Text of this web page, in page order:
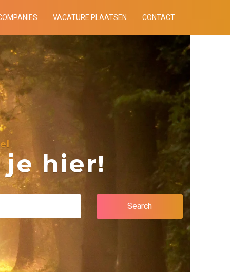
VACATURE PLAATSEN CONTACT
hier!